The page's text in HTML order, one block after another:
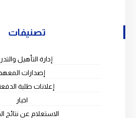
تصنيفات
إدارة التأهيل
إصدارات المعهد
إعلانات طلبة الدفعة
اخبار
الاستعلام عن نتائج